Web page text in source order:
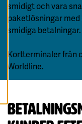
A
A
L
L
A
O
K
I
S
smidigt och vara
paketlösningar
smidiga betalningar.
Kortterminaler från
Worldline.